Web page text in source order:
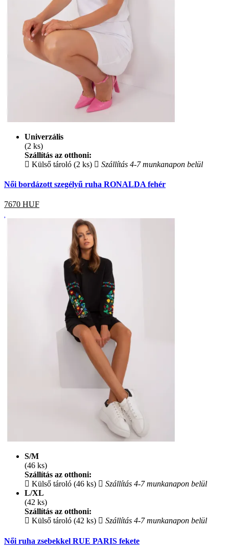
Univerzális
(2 ks)
Szállítás az otthoni:
Külső tároló (2 ks)
Szállítás 4-7 munkanapon belül
Női bordázott szegélyű ruha RONALDA fehér
7670 HUF
S/M
(46 ks)
Szállítás az otthoni:
Külső tároló (46 ks)
Szállítás 4-7 munkanapon belül
L/XL
(42 ks)
Szállítás az otthoni:
Külső tároló (42 ks)
Szállítás 4-7 munkanapon belül
Női ruha zsebekkel RUE PARIS fekete